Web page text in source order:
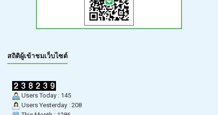
สถิติผู้เข้าชมเว็บไซต์
Users Today : 145
Users Yesterday : 208